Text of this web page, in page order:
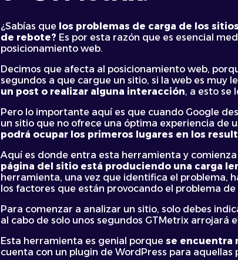
¿Sabías que los problemas de carga de los
de rebote? Es por esta razón que es esencial
posicionamiento web.
Decimos que afecta al posicionamiento web,
segundos a que cargue un sitio, si la web es muy
un post o realizar alguna interacción, a esto se
Pero lo importante aquí es que cuando Google
un sitio que no ofrece una óptima experiencia de
podrá ocupar los primeros lugares en los
Aquí es donde entra esta herramienta y
página del sitio está produciendo una carga
herramienta, una vez que identifica el problema,
los factores que están provocando el problema de
Para comenzar a analizar un sitio, solo debes
al cabo de solo unos segundos GTMetrix arrojará
Esta herramienta es genial porque se encuentra
cuenta con un plugin de WordPress para